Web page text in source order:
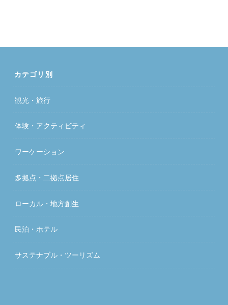
カテゴリ別
観光・旅行
体験・アクティビティ
ワーケーション
多拠点・二拠点居住
ローカル・地方創生
民泊・ホテル
サステナブル・ツーリズム